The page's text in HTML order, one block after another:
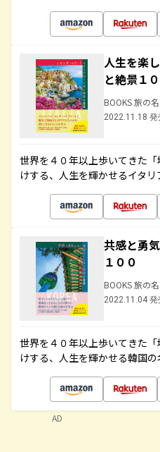
人生を楽
と絶景１
BOOKS 旅の
2022.11.18 発
世界を４０年以上歩いてきた
けする、人生を輝かせるイタ
共感と勇
１００
BOOKS 旅の
2022.11.04 発
世界を４０年以上歩いてきた
けする、人生を輝かせる韓国
AD